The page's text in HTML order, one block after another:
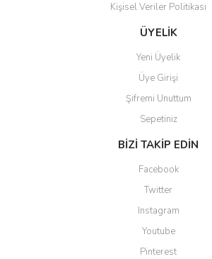
Gönder
Kişisel Veriler Politikası
ÜYELİK
Yeni Üyelik
Üye Girişi
Şifremi Unuttum
Sepetiniz
BİZİ TAKİP EDİN
Facebook
Twitter
Instagram
Youtube
Pinterest